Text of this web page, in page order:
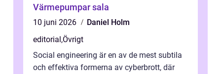
Värmepumpar sala
10 juni 2026
Daniel Holm
editorial,Övrigt
Social engineering är en av de mest subtila
och effektiva formerna av cyberbrott, där